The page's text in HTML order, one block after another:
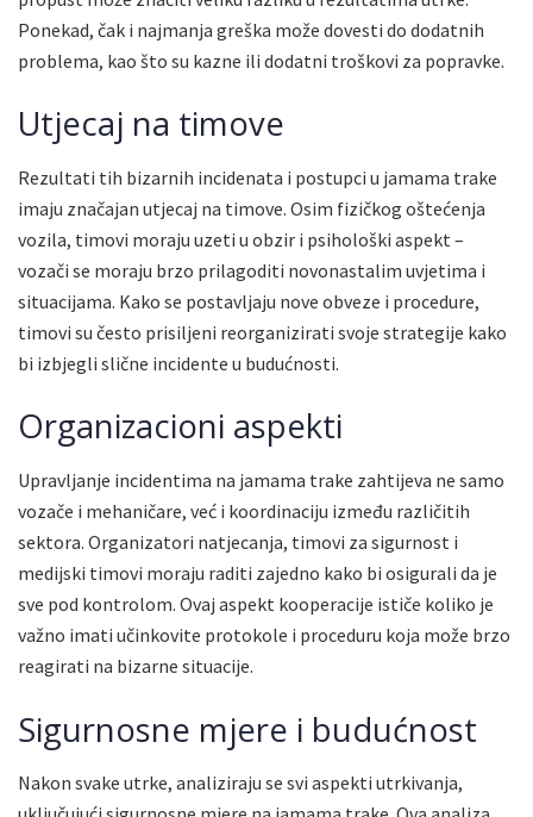
Ponekad, čak i najmanja greška može dovesti do dodatnih
problema, kao što su kazne ili dodatni troškovi za popravke.
Utjecaj na timove
Rezultati tih bizarnih incidenata i postupci u jamama trake
imaju značajan utjecaj na timove. Osim fizičkog oštećenja
vozila, timovi moraju uzeti u obzir i psihološki aspekt –
vozači se moraju brzo prilagoditi novonastalim uvjetima i
situacijama. Kako se postavljaju nove obveze i procedure,
timovi su često prisiljeni reorganizirati svoje strategije kako
bi izbjegli slične incidente u budućnosti.
Organizacioni aspekti
Upravljanje incidentima na jamama trake zahtijeva ne samo
vozače i mehaničare, već i koordinaciju između različitih
sektora. Organizatori natjecanja, timovi za sigurnost i
medijski timovi moraju raditi zajedno kako bi osigurali da je
sve pod kontrolom. Ovaj aspekt kooperacije ističe koliko je
važno imati učinkovite protokole i proceduru koja može brzo
reagirati na bizarne situacije.
Sigurnosne mjere i budućnost
Nakon svake utrke, analiziraju se svi aspekti utrkivanja,